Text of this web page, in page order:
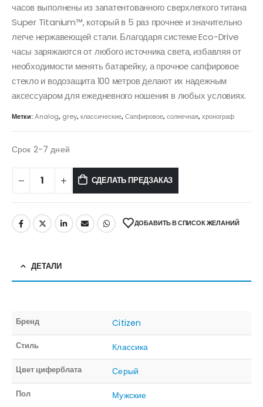
часов выполнены из запатентованного сверхлегкого титана
Super Titanium™, который в 5 раз прочнее и значительно
легче нержавеющей стали. Благодаря системе Eco-Drive
часы заряжаются от любого источника света, избавляя от
необходимости менять батарейку, а прочное сапфировое
стекло и водозащита 100 метров делают их надежным
аксессуаром для ежедневного ношения в любых условиях.
Метки:Analog, grey,классические,Сапфировое,солнечная,хронограф
Срок 2-7 дней
СДЕЛАТЬ ПРЕДЗАКАЗ
ДОБАВИТЬ В СПИСОК ЖЕЛАНИЙ
ДЕТАЛИ
Бренд Citizen
Стиль Классика
Цвет циферблата Серый
Пол Мужские